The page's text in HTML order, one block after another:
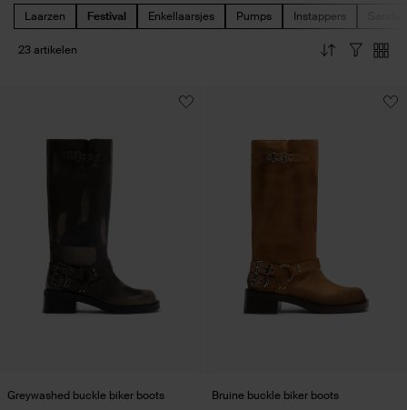
Laarzen Festival Enkellaarsjes Pumps Instappers
23 artikelen
Greywashed buckle biker boots Bruine buckle biker boots